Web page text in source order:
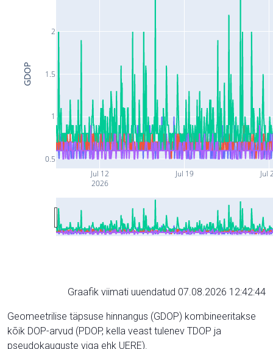
Jul 12
2026
Jul 19 Jul
0.5
1
1.5
2
GDOP
Graafik viimati uuendatud 07.08.2026 12:42:44
Geomeetrilise täpsuse hinnangus (GDOP) kombineeritakse
kõik DOP-arvud (PDOP, kella veast tulenev TDOP ja
pseudokauguste viga ehk UERE).